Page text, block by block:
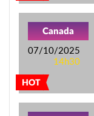
HOT
Canada
07/10/2025
14h30